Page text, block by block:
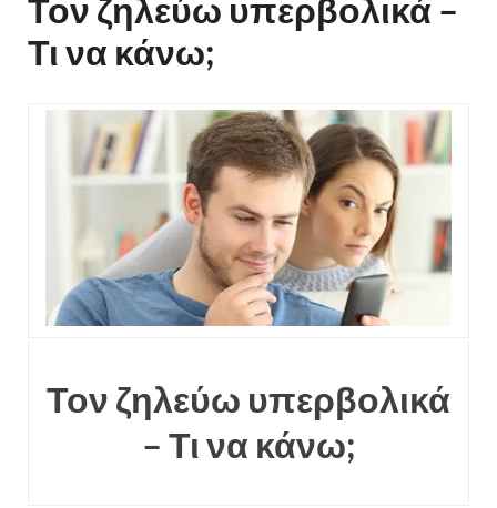
Τον ζηλεύω υπερβολικά –
Τι να κάνω;
Τον ζηλεύω υπερβολικά
– Τι να κάνω;